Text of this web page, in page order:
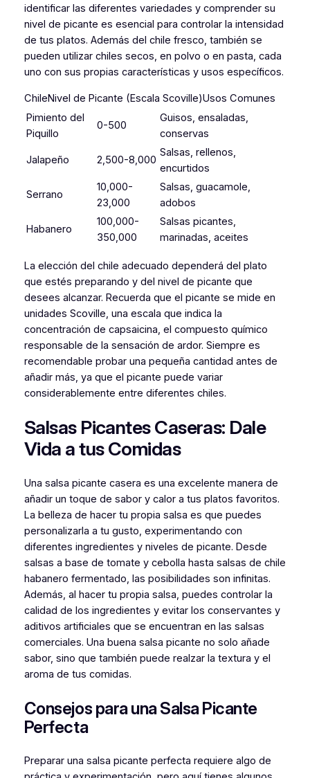
identificar las diferentes variedades y comprender su
nivel de picante es esencial para controlar la intensidad
de tus platos. Además del chile fresco, también se
pueden utilizar chiles secos, en polvo o en pasta, cada
uno con sus propias características y usos específicos.
ChileNivel de Picante (Escala Scoville)Usos Comunes
Pimiento del
Piquillo
0-500
Guisos, ensaladas,
conservas
Jalapeño 2,500-8,000
Salsas, rellenos,
encurtidos
Serrano
10,000-
23,000
Salsas, guacamole,
adobos
Habanero
100,000-
350,000
Salsas picantes,
marinadas, aceites
La elección del chile adecuado dependerá del plato
que estés preparando y del nivel de picante que
desees alcanzar. Recuerda que el picante se mide en
unidades Scoville, una escala que indica la
concentración de capsaicina, el compuesto químico
responsable de la sensación de ardor. Siempre es
recomendable probar una pequeña cantidad antes de
añadir más, ya que el picante puede variar
considerablemente entre diferentes chiles.
Salsas Picantes Caseras: Dale
Vida a tus Comidas
Una salsa picante casera es una excelente manera de
añadir un toque de sabor y calor a tus platos favoritos.
La belleza de hacer tu propia salsa es que puedes
personalizarla a tu gusto, experimentando con
diferentes ingredientes y niveles de picante. Desde
salsas a base de tomate y cebolla hasta salsas de chile
habanero fermentado, las posibilidades son infinitas.
Además, al hacer tu propia salsa, puedes controlar la
calidad de los ingredientes y evitar los conservantes y
aditivos artificiales que se encuentran en las salsas
comerciales. Una buena salsa picante no solo añade
sabor, sino que también puede realzar la textura y el
aroma de tus comidas.
Consejos para una Salsa Picante
Perfecta
Preparar una salsa picante perfecta requiere algo de